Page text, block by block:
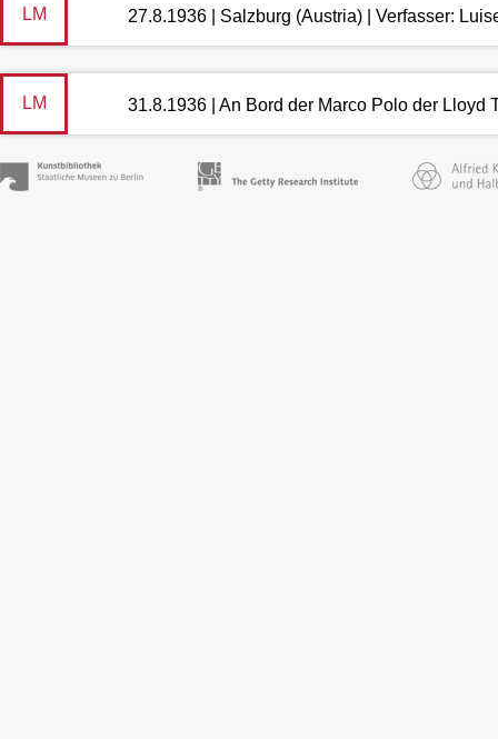
LM 27.8.1936 | Salzburg (Austria) | Verfasser:
LM 31.8.1936 | An Bord der Marco Polo der Lloyd